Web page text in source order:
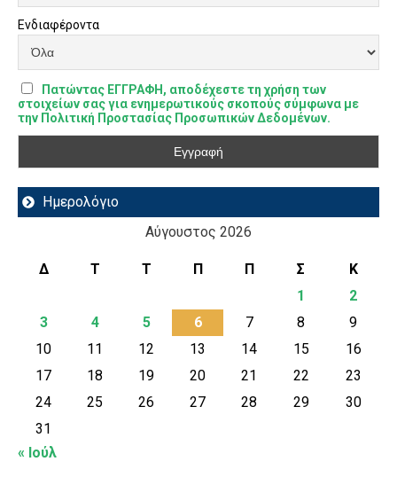
Ενδιαφέροντα
Πατώντας ΕΓΓΡΑΦΗ, αποδέχεστε τη χρήση των
στοιχείων σας για ενημερωτικούς σκοπούς σύμφωνα με
την Πολιτική Προστασίας Προσωπικών Δεδομένων.
Ημερολόγιο
Αύγουστος 2026
Δ Τ Τ Π Π Σ
Κ
1
2
3
4 5 6 7 8
9
10
11 12 13 14 15
16
17
18 19 20 21 22
23
24
25 26 27 28 29
30
31
« Ιούλ